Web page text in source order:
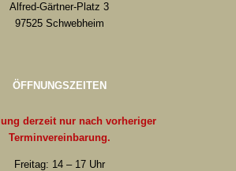
Alfred-Gärtner-Platz 3
97525 Schwebheim
ÖFFNUNGSZEITEN
derzeit nur nach vorheriger
Terminvereinbarung.
Freitag: 14 – 17 Uhr